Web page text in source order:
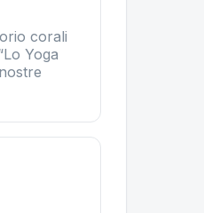
corali
Yoga